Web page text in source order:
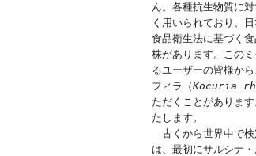
ん。各種抗生物質に
く用いられており、
食品衛生法に基づく
株があります。この
るユーザーの皆様か
フィラ（Kocuria
ただくことがありま
たします。
古くから世界中で検
は、最初にサルシナ